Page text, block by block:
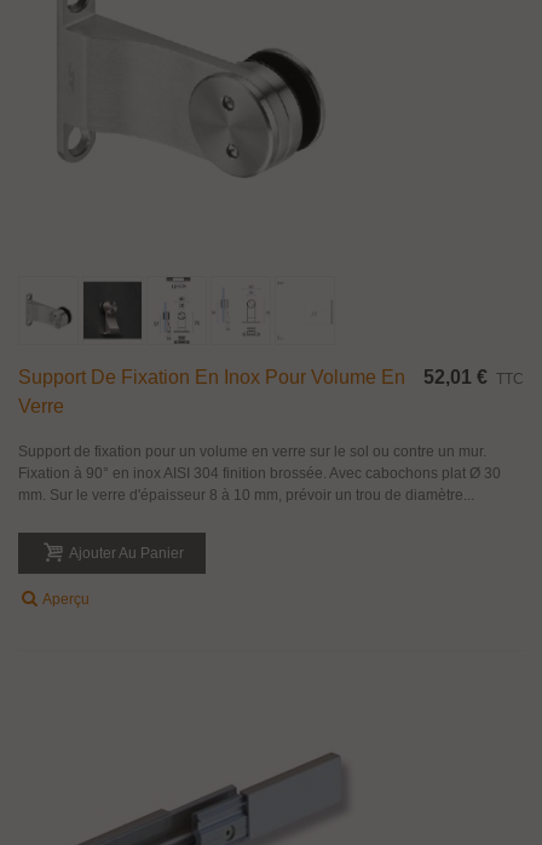
Support De Fixation En Inox Pour Volume En
Verre
52,01 € TTC
Support de fixation pour un volume en verre sur le sol ou contre un mur.
Fixation à 90° en inox AISI 304 finition brossée. Avec cabochons plat Ø 30
mm. Sur le verre d'épaisseur 8 à 10 mm, prévoir un trou de diamètre...
Ajouter Au Panier
Aperçu